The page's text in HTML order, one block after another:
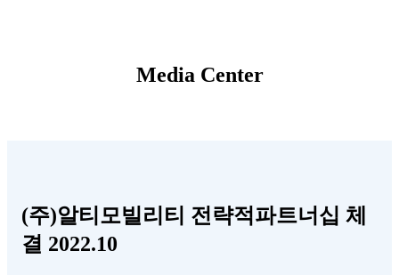
Media Center
(주)알티모빌리티 전략적파트너십 체
결 2022.10